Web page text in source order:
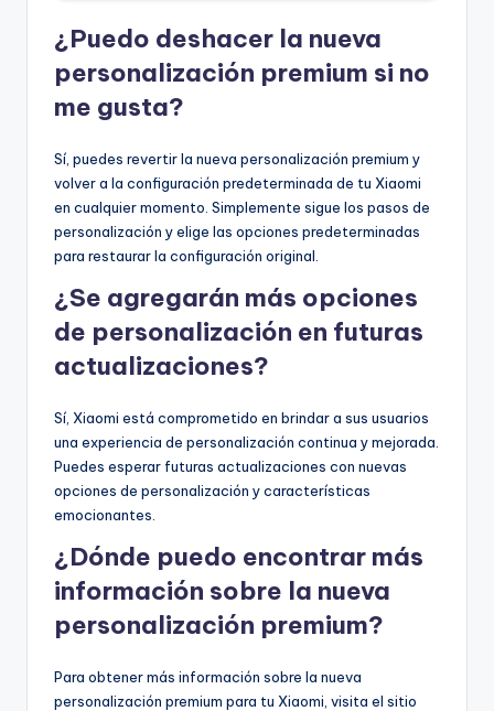
¿Puedo deshacer la nueva
personalización premium si no
me gusta?
Sí, puedes revertir la nueva personalización premium y
volver a la configuración predeterminada de tu Xiaomi
en cualquier momento. Simplemente sigue los pasos de
personalización y elige las opciones predeterminadas
para restaurar la configuración original.
¿Se agregarán más opciones
de personalización en futuras
actualizaciones?
Sí, Xiaomi está comprometido en brindar a sus usuarios
una experiencia de personalización continua y mejorada.
Puedes esperar futuras actualizaciones con nuevas
opciones de personalización y características
emocionantes.
¿Dónde puedo encontrar más
información sobre la nueva
personalización premium?
Para obtener más información sobre la nueva
personalización premium para tu Xiaomi, visita el sitio